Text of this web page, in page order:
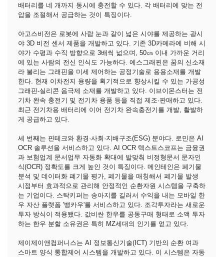
배터리를 네 개까지 동시에 충전할 수 있다. 각 배터리에 맞는 전
압을 조절해서 공급하는 것이 특징이다.
아고스비전은 로봇에 사람 눈과 같이 넓은 시야를 제공하는 광시
야 3D 비전 센서 제품을 개발하고 있다. 기존 3D카메라에 비해 시
야가 수평과 수직 방향으로 3배씩 넓으며, 50㎝ 이내 가까운 거리
에 있는 사람의 전신 인식도 가능하다. 에스그래핀은 꿈의 신소재
라 불리는 그래핀을 미세 제어하는 공정기술로 용용소재를 개발
한다. 현재 이차전지 용량을 획기적으로 향상시킬 수 있는 가공성
그래핀-실리콘 음극제 소재를 개발하고 있다. 이브이몬스터는 전
기차 완속 충전기 및 전기차 용품 등을 직접 제조·판매하고 있다.
최근 전기차용 배터리에 이어 전기차 완속충전기를 개발, 활발하
게 공급하고 있다.
세 번째는 핀테크와 환경·사회·지배구조(ESG) 분야다. 로민은 AI
OCR 솔루션을 서비스하고 있다. AI OCR 텍스트스코프는 금융권
과 보험업계 문서업무 자동화 확대에 발맞춰 비정형문서 문자인
식(OCR) 정확도를 크게 높인 것이 특징이다. 메인테인은 폐기물
분석 및 데이터화 폐기물 평가, 폐기물을 매칭해서 폐기물 발생
시점부터 효과적으로 관리해 안정적인 순환자원 시스템을 구축하
는 기업이다. 스탁키퍼는 송아지를 길러서 수익을 내는 모바일 한
우 자산 플랫폼 '뱅카우'를 서비스하고 있다. 조각투자라는 새로운
투자 방식이 적용됐다. 값비싼 한우를 공동구매 형태로 소액 투자
하는 한우 분할 소유권은 특히 MZ세대의 인기를 얻고 있다.
제이제이앤컴퍼니스는 AI 정보통신기술(ICT) 기반의 순환 여과
스마트 양식 통합제어 시스템을 개발하고 있다. 이 시스템은 자동